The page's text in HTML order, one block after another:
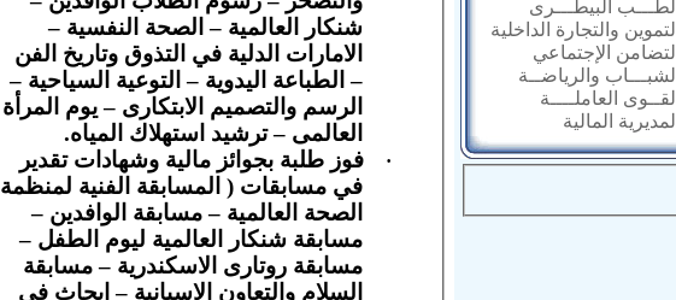
الطـــب البيطـــرى
التموين والتجارة الداخلية
التضامن الإجتماعي
الشبـــاب والرياضــة
القــوى العاملــــة
المديرية المالية
شنكار العالمية – الصحة النفسية –
الامارات الدلية في التذوق وتاريخ الفن
– الطباعة اليدوية – التوعية السياحية –
الرسم والتصميم الابتكارى – يوم المرأة
العالمى – ترشيد استهلاك المياه.
·
فوز طلبة بجوائز مالية وشهادات تقدير
في مسابقات ( المسابقة الفنية لمنظمة
الصحة العالمية – مسابقة الوافدين –
مسابقة شنكار العالمية ليوم الطفل –
مسابقة روتارى الاسكندرية – مسابقة
السلام والتعاون الاسبانية – ابحاث في